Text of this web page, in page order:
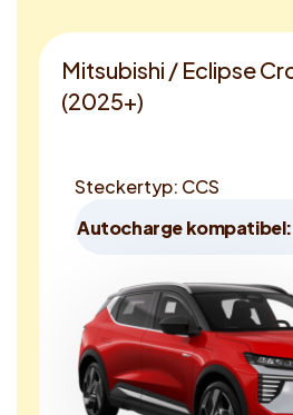
Mitsubishi / Eclipse
(2025+)
Steckertyp: CCS
Autocharge kompatibel: